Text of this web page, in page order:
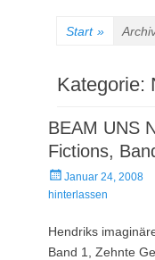
Start »
Kategorie:
BEAM UNS
Fictions,
Veröffentlicht
am
Januar 24, 2008
hinterlassen
Hendriks
Band 1, Zehnte